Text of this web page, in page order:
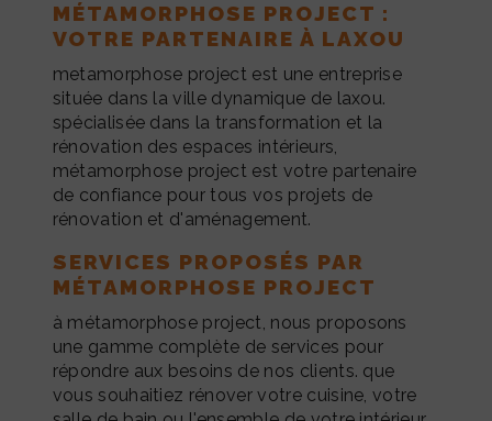
MÉTAMORPHOSE PROJECT :
VOTRE PARTENAIRE À LAXOU
metamorphose project est une entreprise
située dans la ville dynamique de laxou.
spécialisée dans la transformation et la
rénovation des espaces intérieurs,
métamorphose project est votre partenaire
de confiance pour tous vos projets de
rénovation et d'aménagement.
SERVICES PROPOSÉS PAR
MÉTAMORPHOSE PROJECT
à métamorphose project, nous proposons
une gamme complète de services pour
répondre aux besoins de nos clients. que
vous souhaitiez rénover votre cuisine, votre